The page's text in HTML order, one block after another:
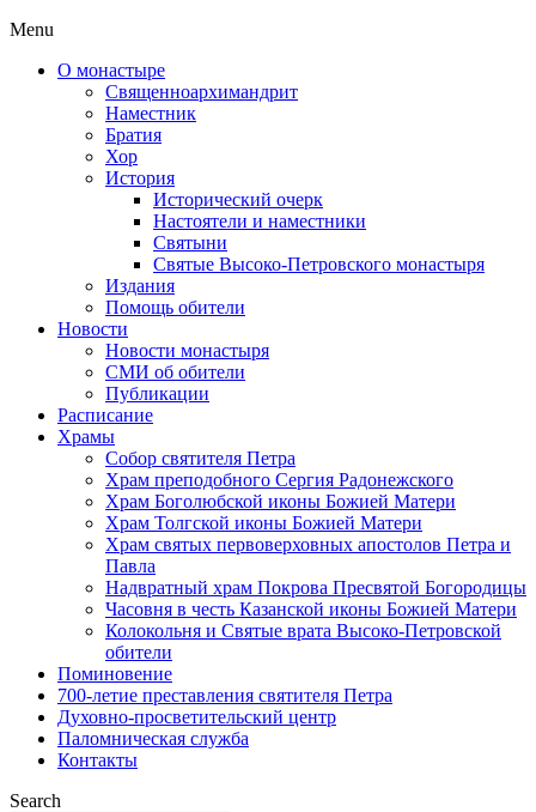
Menu
О монастыре
Священноархимандрит
Наместник
Братия
Хор
История
Исторический очерк
Настоятели и наместники
Святыни
Святые Высоко-Петровского монастыря
Издания
Помощь обители
Новости
Новости монастыря
СМИ об обители
Публикации
Расписание
Храмы
Собор святителя Петра
Храм преподобного Сергия Радонежского
Храм Боголюбской иконы Божией Матери
Храм Толгской иконы Божией Матери
Храм святых первоверховных апостолов Петра и
Павла
Надвратный храм Покрова Пресвятой Богородицы
Часовня в честь Казанской иконы Божией Матери
Колокольня и Святые врата Высоко-Петровской
обители
Поминовение
700-летие преставления святителя Петра
Духовно-просветительский центр
Паломническая служба
Контакты
Search